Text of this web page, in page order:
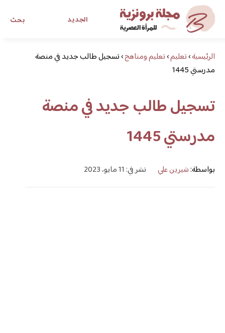
بحث الجديد
مجلة برونزية للفتاة العصريةالرئيسية›تعليم›تعليم ومناهج›تسجيل طالب جديد في منصة
مدرستي 1445
تسجيل طالب جديد في منصة
مدرستي 1445
بواسطة:شيرين علي نشر في: 11 مايو، 2023